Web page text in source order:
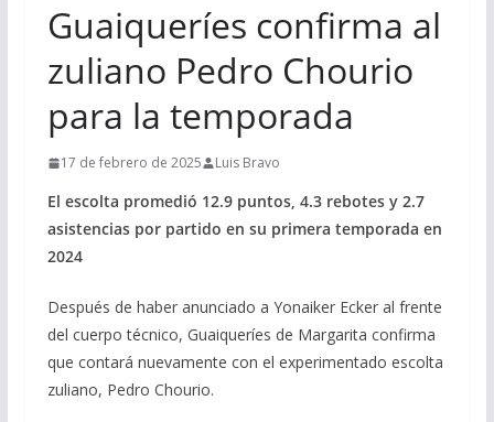
Guaiqueríes confirma al
zuliano Pedro Chourio
para la temporada
17 de febrero de 2025 Luis Bravo
El escolta promedió 12.9 puntos, 4.3 rebotes y 2.7
asistencias por partido en su primera temporada en
2024
Después de haber anunciado a Yonaiker Ecker al frente
del cuerpo técnico, Guaiqueríes de Margarita confirma
que contará nuevamente con el experimentado escolta
zuliano, Pedro Chourio.